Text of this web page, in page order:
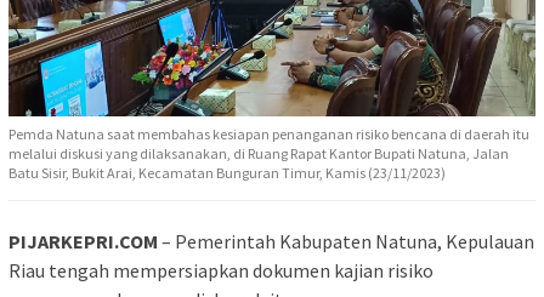
Pemda Natuna saat membahas kesiapan penanganan risiko bencana di daerah itu
melalui diskusi yang dilaksanakan, di Ruang Rapat Kantor Bupati Natuna, Jalan
Batu Sisir, Bukit Arai, Kecamatan Bunguran Timur, Kamis (23/11/2023)
PIJARKEPRI.COM – Pemerintah Kabupaten Natuna, Kepulauan
Riau tengah mempersiapkan dokumen kajian risiko